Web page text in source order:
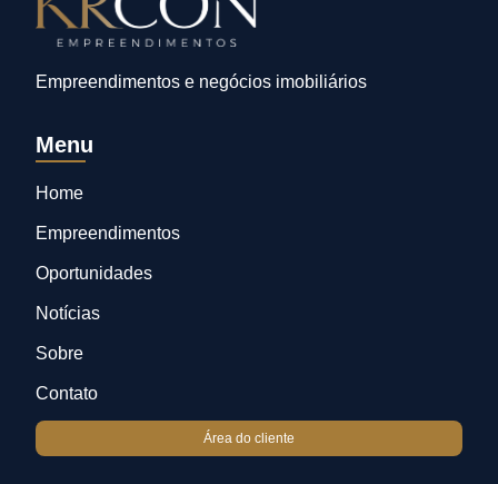
Empreendimentos e negócios imobiliários
Menu
Home
Empreendimentos
Oportunidades
Notícias
Sobre
Contato
Área do cliente